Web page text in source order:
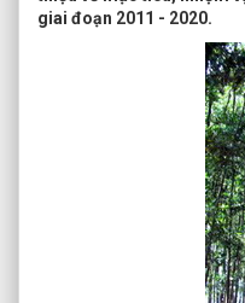
giai đoạn 2011 - 2020.